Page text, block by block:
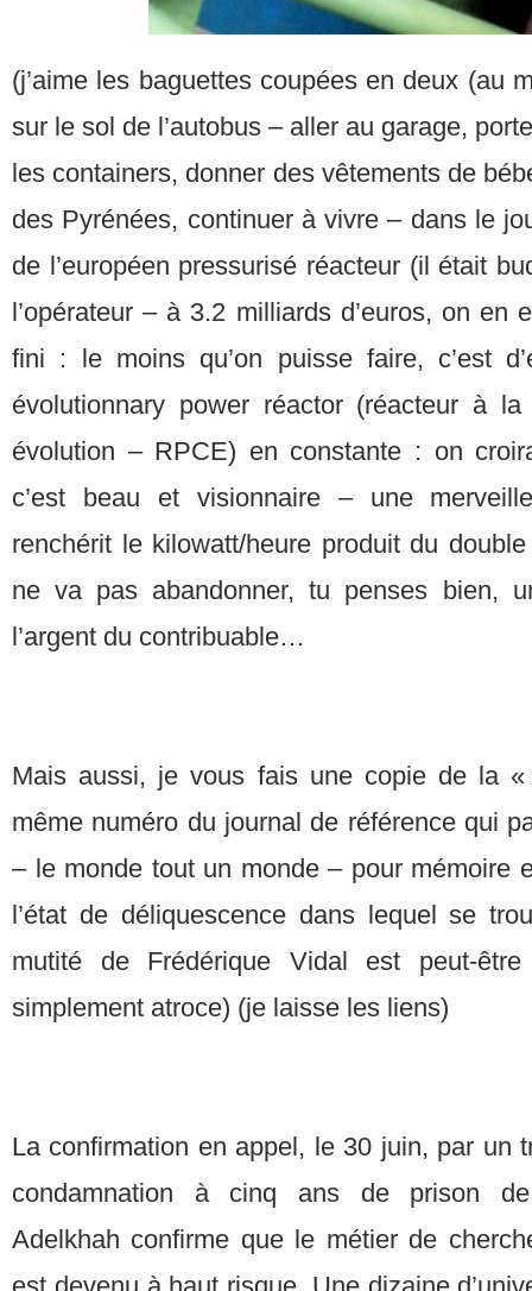
(j’aime les baguettes coupées en deux (au
sur le sol de l’autobus – aller au garage,
les containers, donner des vêtements de
des Pyrénées, continuer à vivre – dans le
de l’européen pressurisé réacteur (il était
l’opérateur – à 3.2 milliards d’euros, on en
fini : le moins qu’on puisse faire, c’est
évolutionnary power réactor (réacteur à
évolution – RPCE) en constante : on
c’est beau et visionnaire – une
renchérit le kilowatt/heure produit du
ne va pas abandonner, tu penses bien,
l’argent du contribuable…
Mais aussi, je vous fais une copie de la
même numéro du journal de référence qui
– le monde tout un monde – pour mémoire
l’état de déliquescence dans lequel se
mutité de Frédérique Vidal est peut-
simplement atroce) (je laisse les liens)
La confirmation en appel, le 30 juin, par un
condamnation à cinq ans de prison de
Adelkhah confirme que le métier de